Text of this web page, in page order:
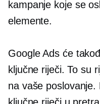
kampanje koje se
elemente.
Google Ads će
ključne riječi. To su
na vaše